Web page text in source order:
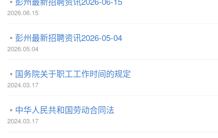
2026.06.15
彭州最新招聘资讯2026-05-04
2026.05.04
国务院关于职工工作时间的规定
2024.03.17
中华人民共和国劳动合同法
2024.03.17